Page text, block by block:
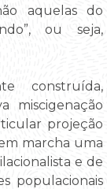
aquelas do
ou seja,
construída,
miscigenação
projeção
marcha uma
e de
populacionais